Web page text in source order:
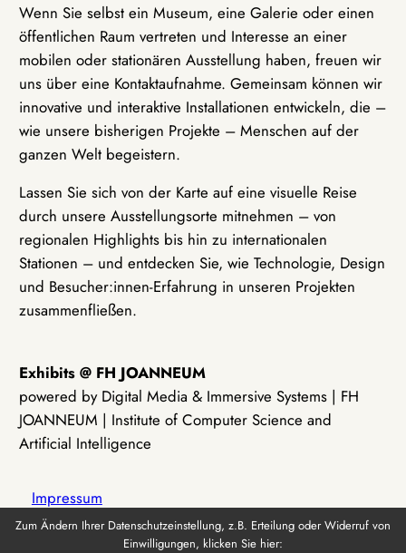
Wenn Sie selbst ein Museum, eine Galerie oder einen
öffentlichen Raum vertreten und Interesse an einer
mobilen oder stationären Ausstellung haben, freuen wir
uns über eine Kontaktaufnahme. Gemeinsam können wir
innovative und interaktive Installationen entwickeln, die –
wie unsere bisherigen Projekte – Menschen auf der
ganzen Welt begeistern.
Lassen Sie sich von der Karte auf eine visuelle Reise
durch unsere Ausstellungsorte mitnehmen – von
regionalen Highlights bis hin zu internationalen
Stationen – und entdecken Sie, wie Technologie, Design
und Besucher:innen-Erfahrung in unseren Projekten
zusammenfließen.
Exhibits @ FH JOANNEUM
powered by Digital Media & Immersive Systems | FH
JOANNEUM | Institute of Computer Science and
Artificial Intelligence
Impressum
Zum Ändern Ihrer Datenschutzeinstellung, z.B. Erteilung oder Widerruf von
Einwilligungen, klicken Sie hier: